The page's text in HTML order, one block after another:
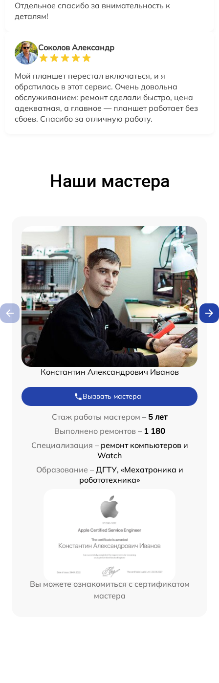
Отдельное спасибо за внимательность к
деталям!
Соколов Александр
Мой планшет перестал включаться, и я
обратилась в этот сервис. Очень довольна
обслуживанием: ремонт сделали быстро, цена
адекватная, а главное — планшет работает без
сбоев. Спасибо за отличную работу.
Наши мастера
Константин Александрович Иванов
Вызвать мастера
Стаж работы мастером – 5 лет
Выполнено ремонтов – 1 180
Специализация – ремонт компьютеров и
Watch
Образование – ДГТУ, «Мехатроника и
робототехника»
Вы можете ознакомиться с сертификатом
мастера